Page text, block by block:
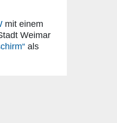
mit einem
Weimar
als